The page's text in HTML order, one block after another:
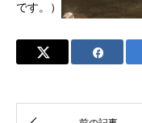
です。）